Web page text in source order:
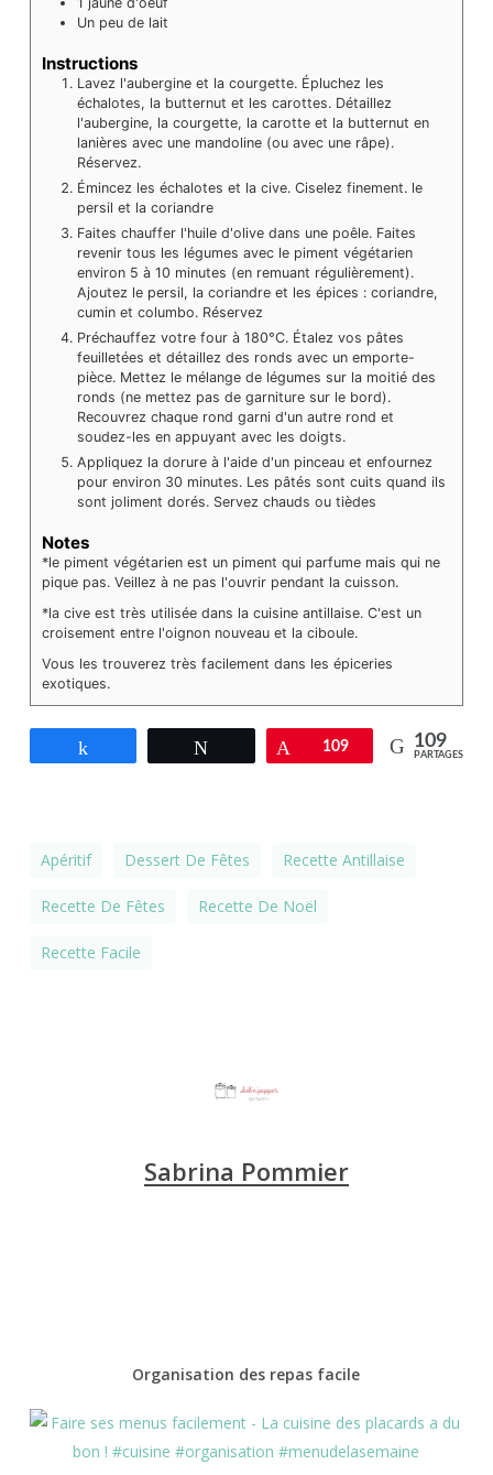
Un peu de lait
Instructions
Lavez l'aubergine et la courgette. Épluchez les
échalotes, la butternut et les carottes. Détaillez
l'aubergine, la courgette, la carotte et la butternut en
lanières avec une mandoline (ou avec une râpe).
Réservez.
Émincez les échalotes et la cive. Ciselez finement. le
persil et la coriandre
Faites chauffer l'huile d'olive dans une poêle. Faites
revenir tous les légumes avec le piment végétarien
environ 5 à 10 minutes (en remuant régulièrement).
Ajoutez le persil, la coriandre et les épices : coriandre,
cumin et columbo. Réservez
Préchauffez votre four à 180°C. Étalez vos pâtes
feuilletées et détaillez des ronds avec un emporte-
pièce. Mettez le mélange de légumes sur la moitié des
ronds (ne mettez pas de garniture sur le bord).
Recouvrez chaque rond garni d'un autre rond et
soudez-les en appuyant avec les doigts.
Appliquez la dorure à l'aide d'un pinceau et enfournez
pour environ 30 minutes. Les pâtés sont cuits quand ils
sont joliment dorés. Servez chauds ou tièdes
Notes
*le piment végétarien est un piment qui parfume mais qui ne
pique pas. Veillez à ne pas l'ouvrir pendant la cuisson.
*la cive est très utilisée dans la cuisine antillaise. C'est un
croisement entre l'oignon nouveau et la ciboule.
Vous les trouverez très facilement dans les épiceries
exotiques.
Tweetez Épingle
109 109
PARTAGES
Apéritif Dessert De Fêtes Recette Antillaise
Recette De Fêtes Recette De Noël
Recette Facile
Sabrina Pommier
Organisation des repas facile